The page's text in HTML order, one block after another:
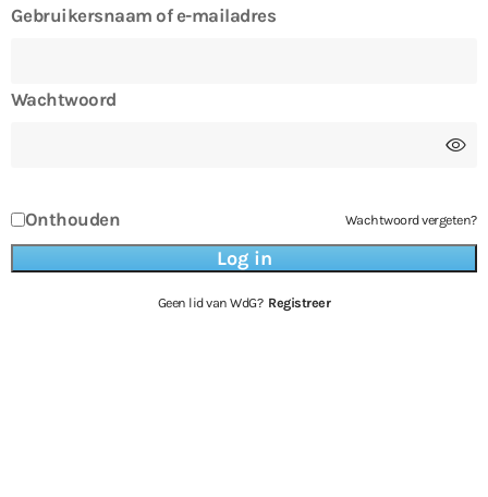
Gebruikersnaam of e-mailadres
Wachtwoord
Onthouden Wachtwoord vergeten?
Geen lid van WdG? Registreer